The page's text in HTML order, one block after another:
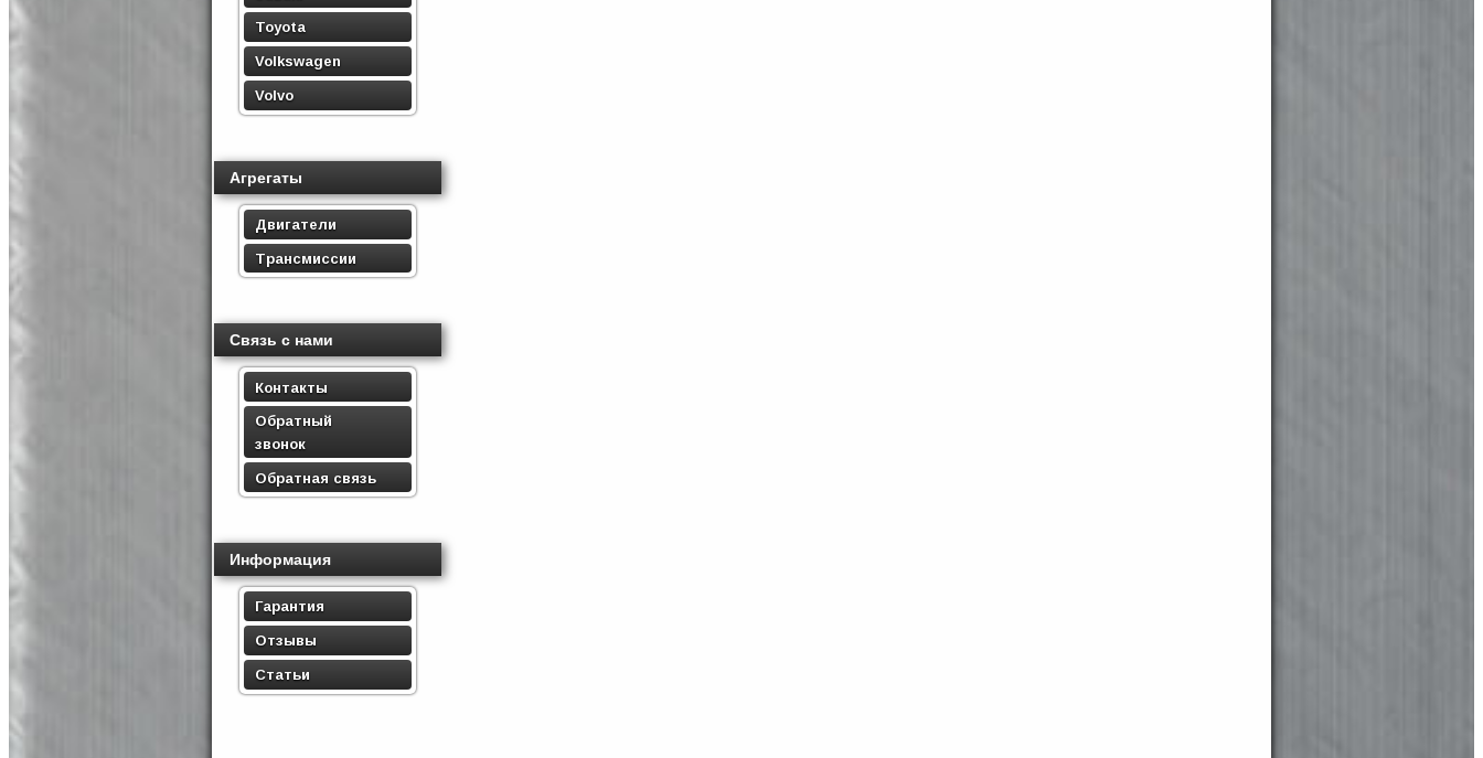
Toyota
Volkswagen
Volvo
Агрегаты
Двигатели
Трансмиссии
Связь с нами
Контакты
Обратный
звонок
Обратная связь
Информация
Гарантия
Отзывы
Статьи